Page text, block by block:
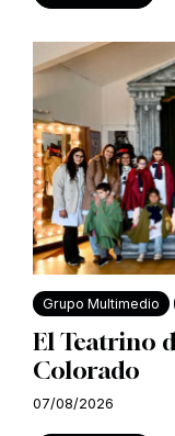
Grupo Multimedio
El Teatrino
Colorado
07/08/2026